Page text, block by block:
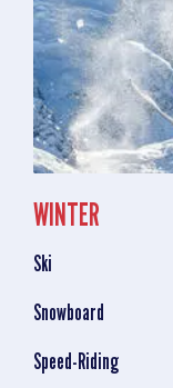
WINTER
Ski
Snowboard
Speed-Riding